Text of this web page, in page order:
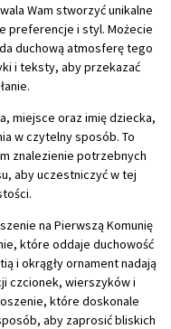
Wam stworzyć unikalne
preferencje i styl. Możecie
duchową atmosferę tego
i teksty, aby przekazać
miejsce oraz imię dziecka,
w czytelny sposób. To
znalezienie potrzebnych
aby uczestniczyć w tej
na Pierwszą Komunię
które oddaje duchowość
i okrągły ornament nadają
czcionek, wierszyków i
które doskonale
aby zaprosić bliskich